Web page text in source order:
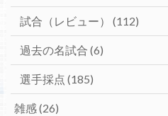
試合（レビュー） (112)
過去の名試合 (6)
選手採点 (185)
雑感(26)